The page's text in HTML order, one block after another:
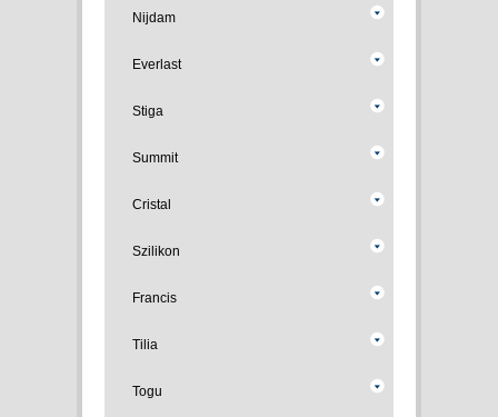
Nijdam
Everlast
Stiga
Summit
Cristal
Szilikon
Francis
Tilia
Togu